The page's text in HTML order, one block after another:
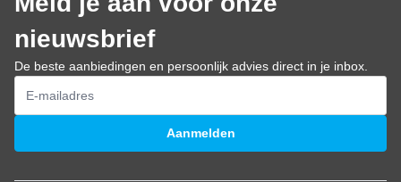
nieuwsbrief
De beste aanbiedingen en persoonlijk advies direct in je inbox.
E-mailadres
Aanmelden